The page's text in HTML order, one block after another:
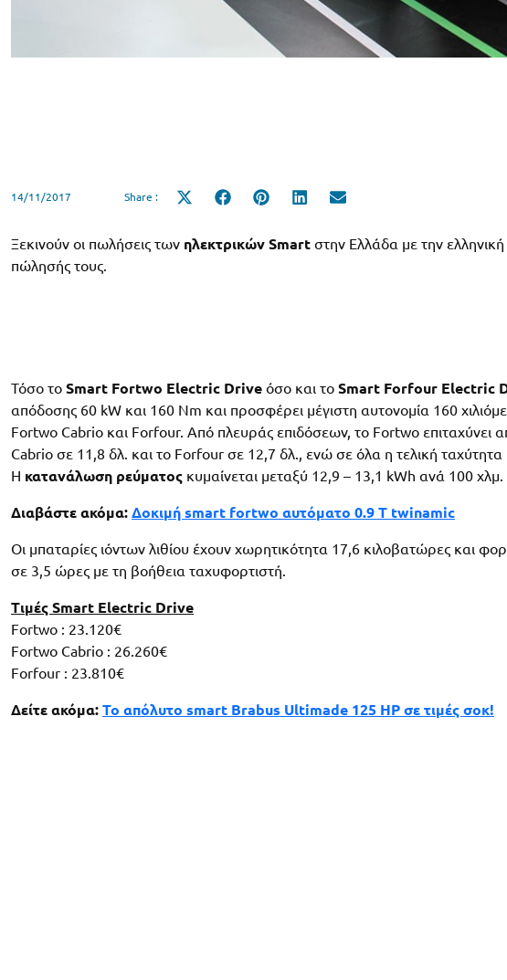
14/11/2017 Share :
Share
Share
Share
Share
Ξεκινούν οι πωλήσεις των ηλεκτρικών Smart στην Ελλάδα με την
πώλησής τους.
Τόσο το Smart Fortwo Electric Drive όσο και το Smart Forfour Electric
απόδοσης 60 kW και 160 Nm και προσφέρει μέγιστη αυτονομία 160
Fortwo Cabrio και Forfour. Από πλευράς επιδόσεων, το Fortwo
Cabrio σε 11,8 δλ. και το Forfour σε 12,7 δλ., ενώ σε όλα η τελική
Η κατανάλωση ρεύματος κυμαίνεται μεταξύ 12,9 – 13,1 kWh ανά 100
Διαβάστε ακόμα: Δοκιμή smart fortwo αυτόματο 0.9 T twinamic
Οι μπαταρίες ιόντων λιθίου έχουν χωρητικότητα 17,6 κιλοβατώρες και
σε 3,5 ώρες με τη βοήθεια ταχυφορτιστή.
Τιμές Smart Electric Drive
Fortwo : 23.120€
Fortwo Cabrio : 26.260€
Forfour : 23.810€
Δείτε ακόμα: Το απόλυτο smart Brabus Ultimade 125 HP σε τιμές σοκ!